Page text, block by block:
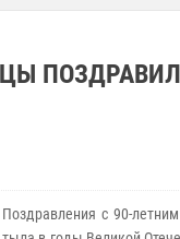
Поздравления с 90-